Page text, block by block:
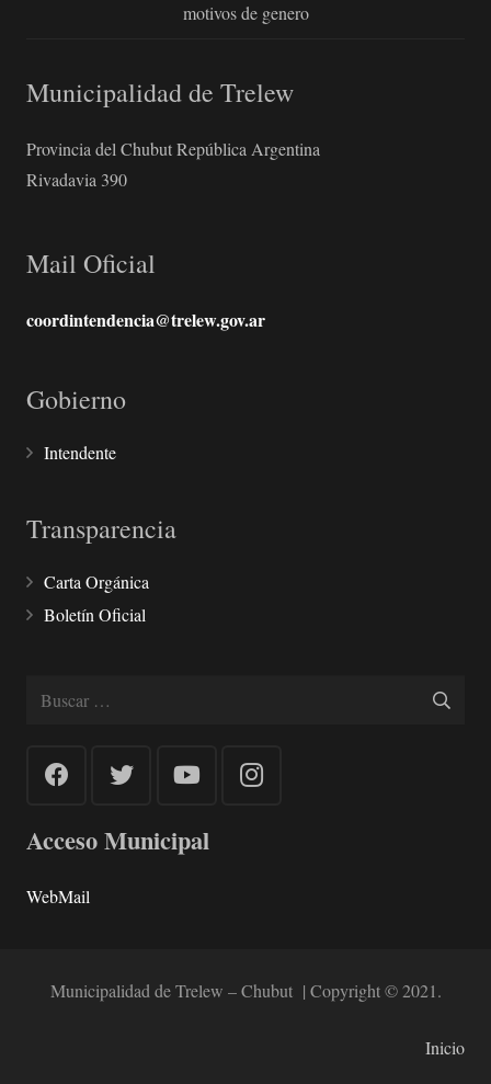
motivos de genero
Municipalidad de Trelew
Provincia del Chubut República Argentina
Rivadavia 390
Mail Oficial
coordintendencia@trelew.gov.ar
Gobierno
Intendente
Transparencia
Carta Orgánica
Boletín Oficial
Buscar:
Acceso Municipal
WebMail
Municipalidad de Trelew – Chubut | Copyright © 2021.
Inicio